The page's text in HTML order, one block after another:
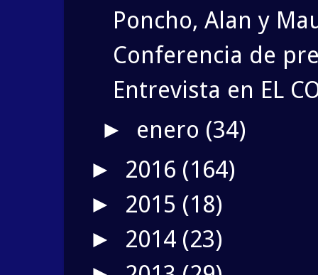
Poncho, Alan y
Conferencia de
Entrevista en EL
► enero (34)
► 2016 (164)
► 2015 (18)
► 2014 (23)